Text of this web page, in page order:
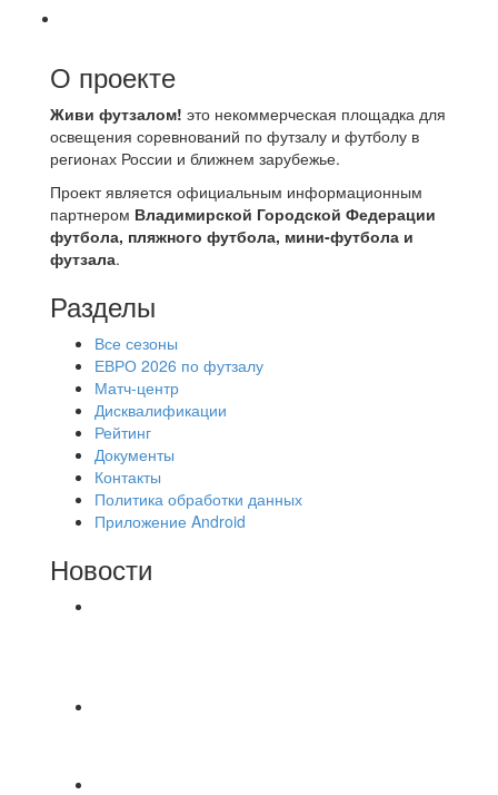
О проекте
Живи футзалом! это некоммерческая площадка для
освещения соревнований по футзалу и футболу в
регионах России и ближнем зарубежье.
Проект является официальным информационным
партнером Владимирской Городской Федерации
футбола, пляжного футбола, мини-футбола и
футзала.
Разделы
Все сезоны
ЕВРО 2026 по футзалу
Матч-центр
Дисквалификации
Рейтинг
Документы
Контакты
Политика обработки данных
Приложение Android
Новости